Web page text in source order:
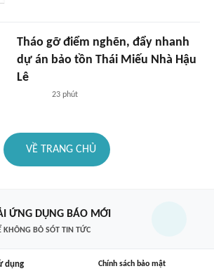
Tháo gỡ điểm nghẽn, đẩy nhanh
dự án bảo tồn Thái Miếu Nhà Hậu
Lê
23 phút
VỀ TRANG CHỦ
ỨNG DỤNG BÁO MỚI
KHÔNG BỎ SÓT TIN TỨC
dụng Chính sách bảo mật